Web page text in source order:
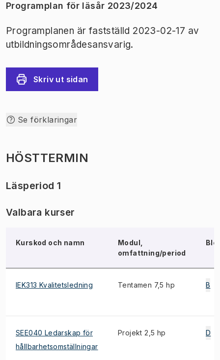
Programplan för läsår 2023/2024
Programplanen är fastställd 2023-02-17 av
utbildningsområdesansvarig.
Skriv ut sidan
Se förklaringar
HÖSTTERMIN
Läsperiod 1
Valbara kurser
Kurskod och namn
Modul,
omfattning/period
IEK313 Kvalitetsledning Tentamen 7,5 hp B
SEE040 Ledarskap för
hållbarhetsomställningar
Projekt 2,5 hp D